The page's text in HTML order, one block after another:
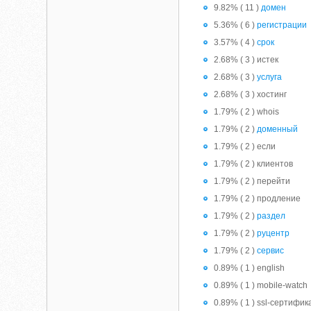
9.82% ( 11 )домен
5.36% ( 6 )регистрации
3.57% ( 4 )срок
2.68% ( 3 ) истек
2.68% ( 3 )услуга
2.68% ( 3 ) хостинг
1.79% ( 2 ) whois
1.79% ( 2 )доменный
1.79% ( 2 ) если
1.79% ( 2 ) клиентов
1.79% ( 2 ) перейти
1.79% ( 2 ) продление
1.79% ( 2 )раздел
1.79% ( 2 )руцентр
1.79% ( 2 )сервис
0.89% ( 1 ) english
0.89% ( 1 ) mobile-watch
0.89% ( 1 ) ssl-